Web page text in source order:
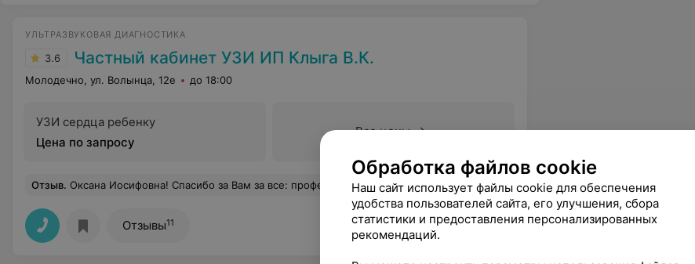
УЛЬТРАЗВУКОВАЯ ДИАГНОСТИКА
3.6 Частный кабинет УЗИ ИП Клыга В.К.
Молодечно, ул. Волынца, 12е до 18:00
УЗИ сердца ребенку
Цена по запросу
Все цены
Отзыв. Оксана Иосифовна! Спасибо за Вам за все: профессионализм, спокойствие и поддержку, когда глядите в наши безумные глаза, от предстоящей операции. Спасибо, что дарите нам здоровье, спасибо, что в нашем городе есть свой женский врач от Бога. Пусть он хранит Вас. Еще
Отзывы11
Обработка файлов cookie
Наш сайт использует файлы cookie для обеспечения
удобства пользователей сайта, его улучшения, сбора
статистики и предоставления персонализированных
рекомендаций.